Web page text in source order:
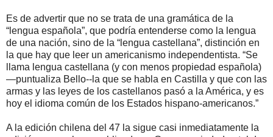
Es de advertir que no se trata de una gramática de la
“lengua española”, que podría entenderse como la lengua
de una nación, sino de la “lengua castellana”, distinción en
la que hay que leer un americanismo independentista. “Se
llama lengua castellana (y con menos propiedad española)
—puntualiza Bello--la que se habla en Castilla y que con las
armas y las leyes de los castellanos pasó a la América, y es
hoy el idioma común de los Estados hispano-americanos.”
A la edición chilena del 47 la sigue casi inmediatamente la